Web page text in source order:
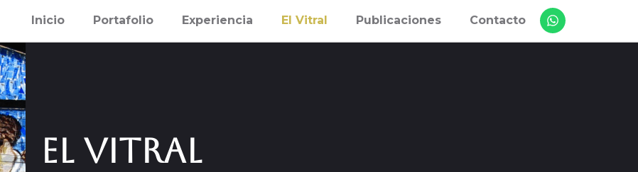
Inicio Portafolio Experiencia El Vitral Publicaciones Contacto
El Vitral